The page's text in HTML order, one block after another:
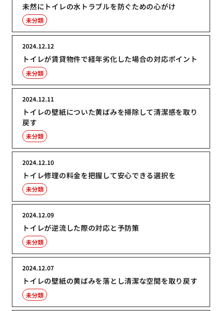
未然にトイレの水トラブルを防ぐための心がけ
未分類
トイレが賃貸物件で経年劣化した場合の対応ポイント
2024.12.12
未分類
トイレの壁紙についた黄ばみを掃除して清潔感を取り
戻す
2024.12.11
未分類
トイレ修理の料金を把握して安心できる選択を
2024.12.10
未分類
トイレが逆流した際の対応と予防策
2024.12.09
未分類
トイレの壁紙の黄ばみを落とし清潔な空間を取り戻す
2024.12.07
未分類